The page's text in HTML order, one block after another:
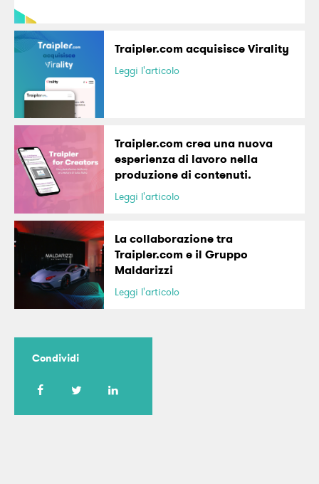
Traipler.com acquisisce Virality
Leggi l'articolo
Traipler.com crea una nuova
esperienza di lavoro nella
produzione di contenuti.
Leggi l'articolo
La collaborazione tra
Traipler.com e il Gruppo
Maldarizzi
Leggi l'articolo
Condividi